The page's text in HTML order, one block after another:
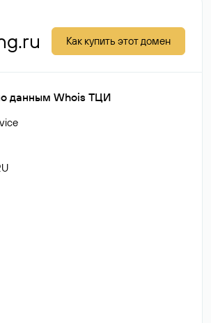
Как купить этот домен
данным Whois ТЦИ